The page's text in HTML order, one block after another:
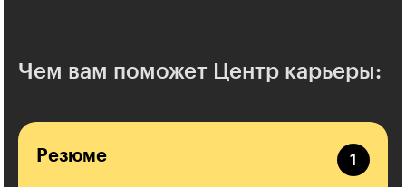
Чем вам поможет Центр карьеры:
Резюме